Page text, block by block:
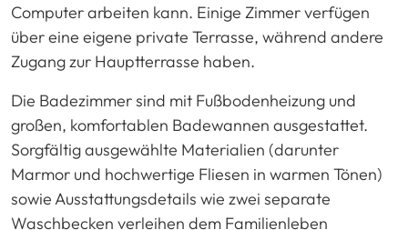
Computer arbeiten kann. Einige Zimmer verfügen
über eine eigene private Terrasse, während andere
Zugang zur Hauptterrasse haben.
Die Badezimmer sind mit Fußbodenheizung und
großen, komfortablen Badewannen ausgestattet.
Sorgfältig ausgewählte Materialien (darunter
Marmor und hochwertige Fliesen in warmen Tönen)
sowie Ausstattungsdetails wie zwei separate
Waschbecken verleihen dem Familienleben